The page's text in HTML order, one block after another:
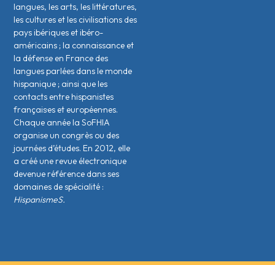
langues, les arts, les littératures,
les cultures et les civilisations des
pays ibériques et ibéro-
américains ; la connaissance et
la défense en France des
langues parlées dans le monde
hispanique ; ainsi que les
contacts entre hispanistes
français·es et européen·nes.
Chaque année la SoFHIA
organise un congrès ou des
journées d’études. En 2012, elle
a créé une revue électronique
devenue référence dans ses
domaines de spécialité :
HispanismeS.